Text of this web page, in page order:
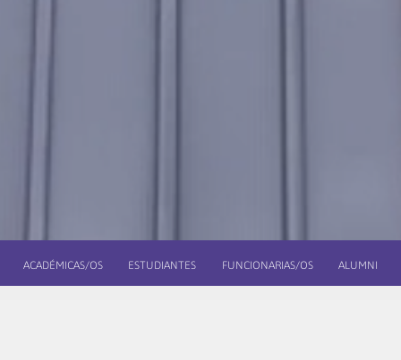
ACADÉMICAS/OS ESTUDIANTES FUNCIONARIAS/OS ALUMNI